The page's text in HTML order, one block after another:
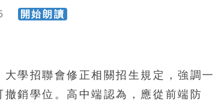
開始朗讀
學招聯會修正相關招生規定，強調一
銷學位。高中端認為，應從前端防